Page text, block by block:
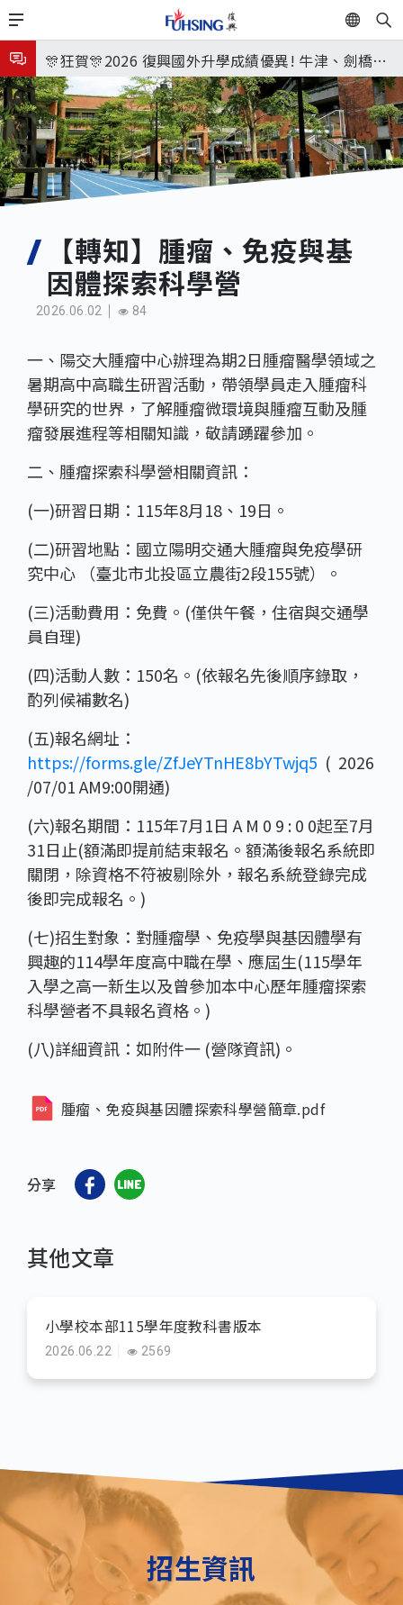
移
至
主
內
容
EN
🎉🎉🎉狂賀! 12望蘇同學榮錄MIT麻省理工學院，本校
連續兩年錄取世界第一學府！
🎊狂賀🎊2026 復興國外升學成績優異! 牛津、劍橋首
次雙星閃耀✨
115年校本部大學榜單再創佳績🎉，32％達醫學系錄
取標準、62%達台大錄取標準。各組合4科60級分9人
🎊
8月3日 分科成績公布
臺北市2026城鎮韌性(防空)演習訂於8月13日(四) 14
時30分至15時實施，全市人、車及各場所均須配合管
制與避難演練，以免受罰。
8月31日 開學日
🎉🎉🎉狂賀! 12望蘇同學榮錄MIT麻省理工學院，本校
連續兩年錄取世界第一學府！
【轉知】腫瘤、免疫與基
因體探索科學營
2026.06.02 84
一、陽交大腫瘤中心辦理為期2日腫瘤醫學領域之
暑期高中高職生研習活動，帶領學員走入腫瘤科
學研究的世界，了解腫瘤微環境與腫瘤互動及腫
瘤發展進程等相關知識，敬請踴躍參加。
二、腫瘤探索科學營相關資訊：
(一)研習日期：115年8月18、19日。
(二)研習地點：國立陽明交通大腫瘤與免疫學研
究中心 （臺北市北投區立農街2段155號）。
(三)活動費用：免費。(僅供午餐，住宿與交通學
員自理)
(四)活動人數：150名。(依報名先後順序錄取，
酌列候補數名)
(五)報名網址：
https://forms.gle/ZfJeYTnHE8bYTwjq5 ( 2026
/07/01 AM9:00開通)
(六)報名期間：115年7月1日 A M 0 9 : 0 0起至7月
31日止(額滿即提前結束報名。額滿後報名系統即
關閉，除資格不符被剔除外，報名系統登錄完成
後即完成報名。)
(七)招生對象：對腫瘤學、免疫學與基因體學有
興趣的114學年度高中職在學、應屆生(115學年
入學之高一新生以及曾參加本中心歷年腫瘤探索
科學營者不具報名資格。)
(八)詳細資訊：如附件一 (營隊資訊)。
腫瘤、免疫與基因體探索科學營簡章.pdf
分享
其他文章
小學校本部115學年度教科書版本
2026.06.22 2569
招生資訊